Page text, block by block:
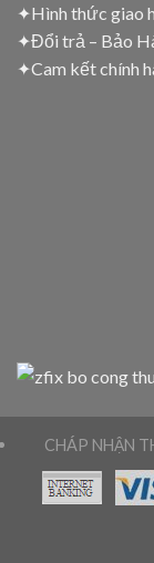
✦Hình thức giao
✦Đổi trả – Bảo
✦Cam kết chính
CHÁP NHẬN